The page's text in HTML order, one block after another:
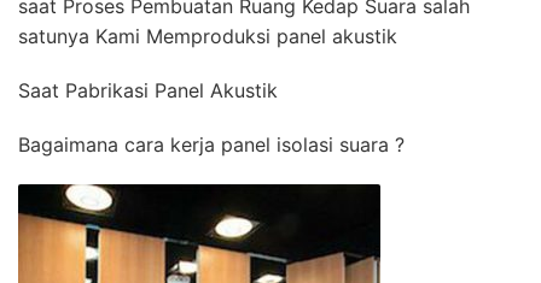
saat Proses Pembuatan Ruang Kedap Suara salah
satunya Kami Memproduksi panel akustik
Saat Pabrikasi Panel Akustik
Bagaimana cara kerja panel isolasi suara ?